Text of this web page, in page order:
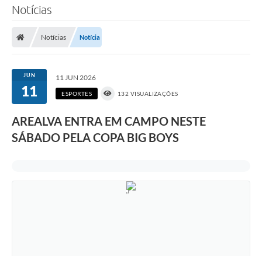
Notícias
Notícias Notícia
JUN
11
11 JUN 2026
ESPORTES 132 VISUALIZAÇÕES
AREALVA ENTRA EM CAMPO NESTE
SÁBADO PELA COPA BIG BOYS